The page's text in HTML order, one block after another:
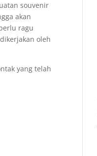
souvenir
akan
ragu
oleh
yang telah